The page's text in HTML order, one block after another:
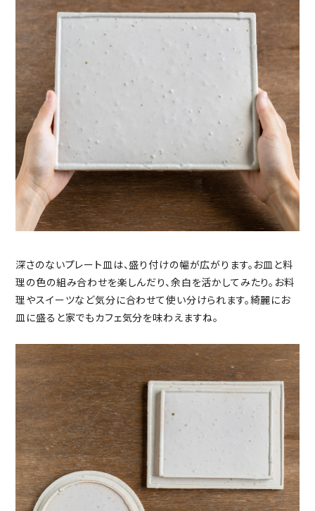
深さのないプレート皿は、盛り付けの幅が広がります。お皿と料
理の色の組み合わせを楽しんだり、余白を活かしてみたり。お料
理やスイーツなど気分に合わせて使い分けられます。綺麗にお
皿に盛ると家でもカフェ気分を味わえますね。